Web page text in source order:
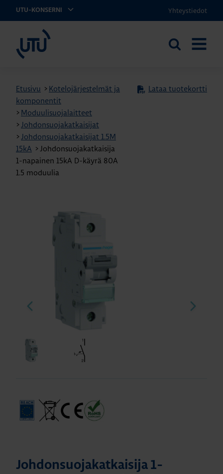
UTU-KONSERNI Yhteystiedot
Etsi
Etusivu > Kotelojärjestelmät ja
komponentit
> Moduulisuojalaitteet
>Johdonsuojakatkaisijat
>Johdonsuojakatkaisijat 1.5M
15kA >Johdonsuojakatkaisija
1-napainen 15kA D-käyrä 80A
1.5 moduulia
Lataa tuotekortti
Johdonsuojakatkaisija 1-